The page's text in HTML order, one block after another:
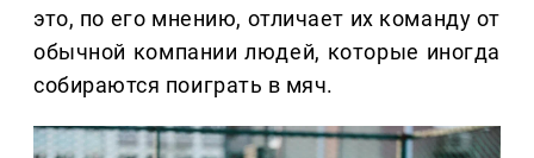
это, по его мнению, отличает их команду от
обычной компании людей, которые иногда
собираются поиграть в мяч.